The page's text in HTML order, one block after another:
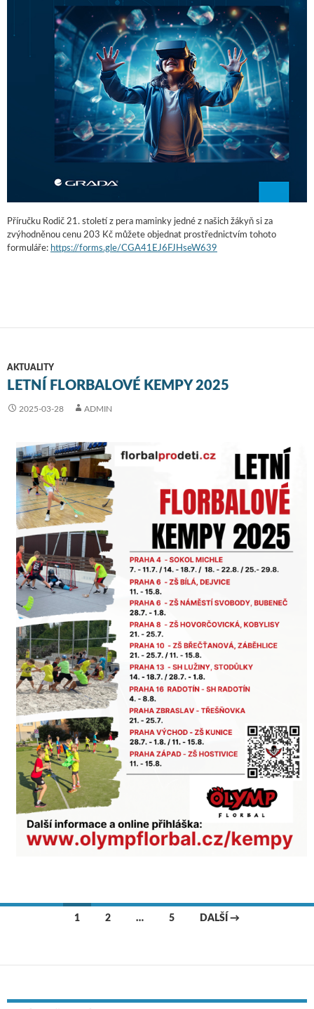
Příručku Rodič 21. století z pera maminky jedné z našich žákyň si za
zvýhodněnou cenu 203 Kč můžete objednat prostřednictvím tohoto
formuláře: https://forms.gle/CGA41EJ6FJHseW639
AKTUALITY
LETNÍ FLORBALOVÉ KEMPY 2025
2025-03-28 ADMIN
1 2 … 5 DALŠÍ →